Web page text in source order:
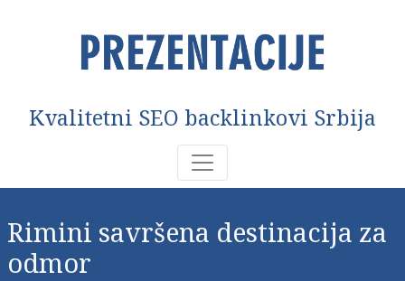
Kvalitetni SEO backlinkovi Srbija
Rimini savršena destinacija za
odmor